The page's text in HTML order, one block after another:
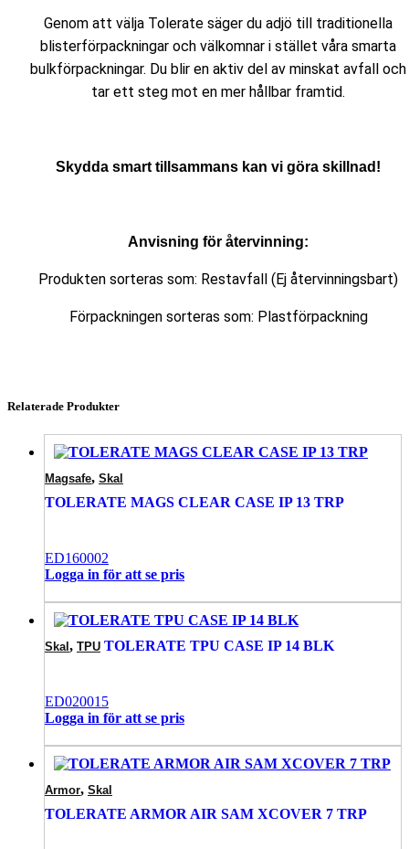
Genom att välja Tolerate säger du adjö till traditionella
blisterförpackningar och välkomnar i stället våra smarta
bulkförpackningar. Du blir en aktiv del av minskat avfall och
tar ett steg mot en mer hållbar framtid.
Skydda smart tillsammans kan vi göra skillnad!
Anvisning för återvinning:
Produkten sorteras som: Restavfall (Ej återvinningsbart)
Förpackningen sorteras som: Plastförpackning
Relaterade Produkter
Magsafe, Skal
TOLERATE MAGS CLEAR CASE IP 13 TRP
ED160002
Logga in för att se pris
Skal , TPU TOLERATE TPU CASE IP 14 BLK
ED020015
Logga in för att se pris
Armor, Skal
TOLERATE ARMOR AIR SAM XCOVER 7 TRP